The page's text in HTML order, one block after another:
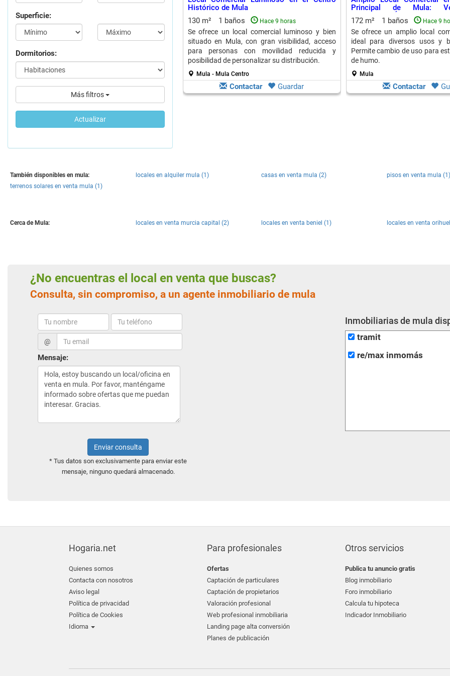
Superficie:
Dormitorios:
Más filtros
Actualizar
Histórico de Mula
130 m²
1 baños Hace 9 horas
Se ofrece un local comercial luminoso y bien
situado en Mula, con gran visibilidad, acceso
para personas con movilidad reducida y
posibilidad de personalizar su distribución.
Mula - Mula Centro
Contactar Guardar
Principal de Mula:
Conexiones Óptimas
172 m² 1 baños Hace 9
Se ofrece un amplio local
ideal para diversos usos y
Permite cambio de uso para
de humo.
Mula
Contactar
También disponibles en mula: locales en alquiler mula (1) casas en venta mula (2) pisos en venta mula (1)
terrenos solares en venta mula (1)
Cerca de Mula: locales en venta murcia capital (2) locales en venta beniel (1) locales en venta
¿No encuentras el local en venta que buscas?
Consulta, sin compromiso, a un agente inmobiliario de mula
@
Mensaje:
Enviar consulta
* Tus datos son exclusivamente para enviar este
mensaje, ninguno quedará almacenado.
Inmobiliarias de mula
tramit
re/max inmomás
Hogaria.net
Quienes somos
Contacta con nosotros
Aviso legal
Política de privacidad
Política de Cookies
Idioma
Para profesionales
Ofertas
Captación de particulares
Captación de propietarios
Valoración profesional
Web profesional inmobiliaria
Landing page alta conversión
Planes de publicación
Otros servicios
Publica tu anuncio gratis
Blog inmobiliario
Foro inmobiliario
Calcula tu hipoteca
Indicador Inmobiliario